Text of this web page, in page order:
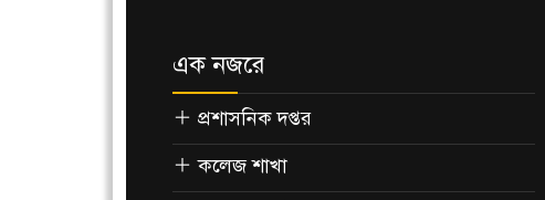
এক নজরে
প্রশাসনিক দপ্তর
কলেজ শাখা